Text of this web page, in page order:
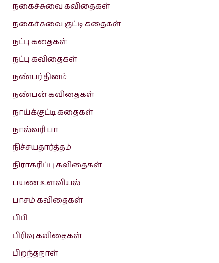
நகைச்சுவை கவிதைகள்
நகைச்சுவை குட்டி கதைகள்
நட்பு கதைகள்
நட்பு கவிதைகள்
நண்பர் தினம்
நண்பன் கவிதைகள்
நாய்க்குட்டி கதைகள்
நால்வரி பா
நிச்சயதார்த்தம்
நிராகரிப்பு கவிதைகள்
பயண உளவியல்
பாசம் கவிதைகள்
பிபி
பிரிவு கவிதைகள்
பிறந்தநாள்